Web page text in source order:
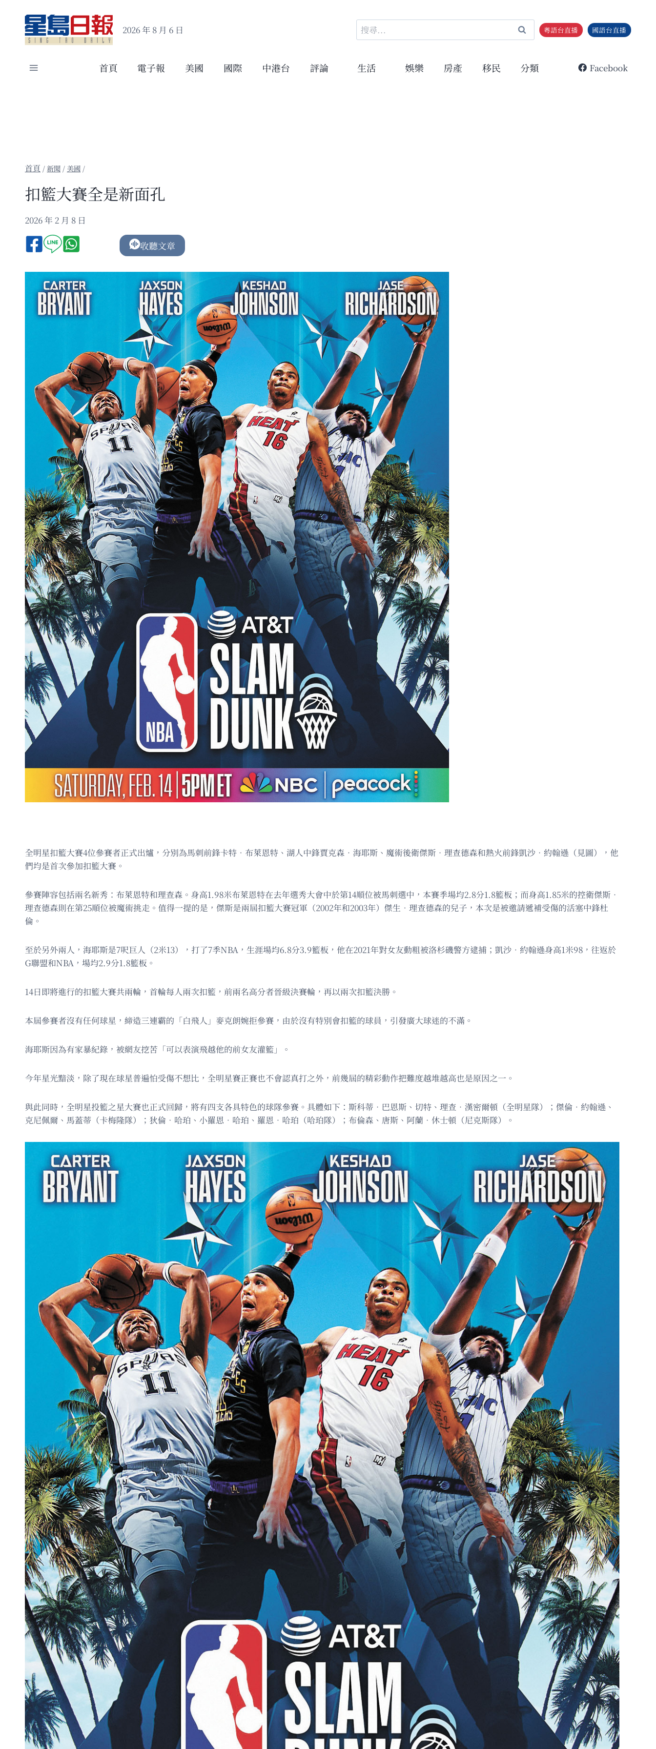
content
2026 年 8 月 6 日
搜
尋
鍵
粵語台直播 國語台直播
首頁 電子報 美國 國際 中港台 評論 生活 娛樂 房產 移民 分類 Facebook
/新聞 / 美國 /
扣籃大賽全是新面孔
2026 年 2 月 8 日
收聽文章
全明星扣籃大賽4位參賽者正式出爐，分別為馬刺前鋒卡特．布萊恩特、湖人中鋒賈克森．海耶斯、魔術後衛傑斯．理查德森和熱火前鋒凱沙．約翰遜（見圖），他
們均是首次參加扣籃大賽。
參賽陣容包括兩名新秀：布萊恩特和理查森。身高1.98米布萊恩特在去年選秀大會中於第14順位被馬刺選中，本賽季場均2.8分1.8籃板；而身高1.85米的控衛傑斯．
理查德森則在第25順位被魔術挑走。值得一提的是，傑斯是兩屆扣籃大賽冠軍（2002年和2003年）傑生．理查德森的兒子，本次是被邀請遞補受傷的活塞中鋒杜
倫。
至於另外兩人，海耶斯是7呎巨人（2米13），打了7季NBA，生涯場均6.8分3.9籃板，他在2021年對女友動粗被洛杉磯警方逮捕；凱沙．約翰遜身高1米98，往返於
G聯盟和NBA，場均2.9分1.8籃板。
14日即將進行的扣籃大賽共兩輪，首輪每人兩次扣籃，前兩名高分者晉級決賽輪，再以兩次扣籃決勝。
本屆參賽者沒有任何球星，締造三連霸的「白飛人」麥克朗婉拒參賽，由於沒有特別會扣籃的球員，引發廣大球迷的不滿。
海耶斯因為有家暴紀錄，被網友挖苦「可以表演飛越他的前女友灌籃」。
今年星光黯淡，除了現在球星普遍怕受傷不想比，全明星賽正賽也不會認真打之外，前幾屆的精彩動作把難度越堆越高也是原因之一。
與此同時，全明星投籃之星大賽也正式回歸，將有四支各具特色的球隊參賽。具體如下：斯科蒂．巴恩斯、切特、理查．漢密爾頓（全明星隊）；傑倫．約翰遜、
克尼佩爾、馬蓋蒂（卡梅隆隊）；狄倫．哈珀、小羅恩．哈珀、羅恩．哈珀（哈珀隊）；布倫森、唐斯、阿蘭．休士頓（尼克斯隊）。